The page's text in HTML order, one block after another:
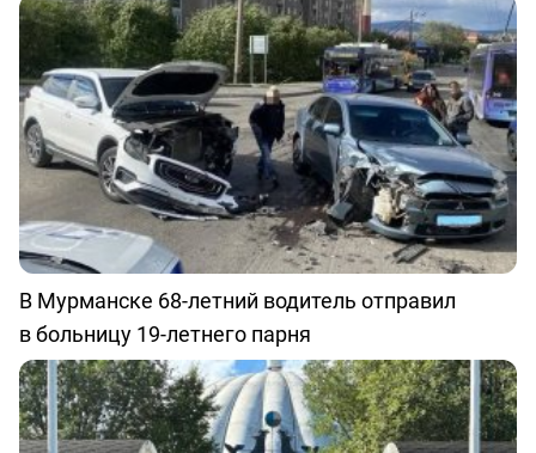
В Мурманске 68-летний водитель отправил
в больницу 19-летнего парня